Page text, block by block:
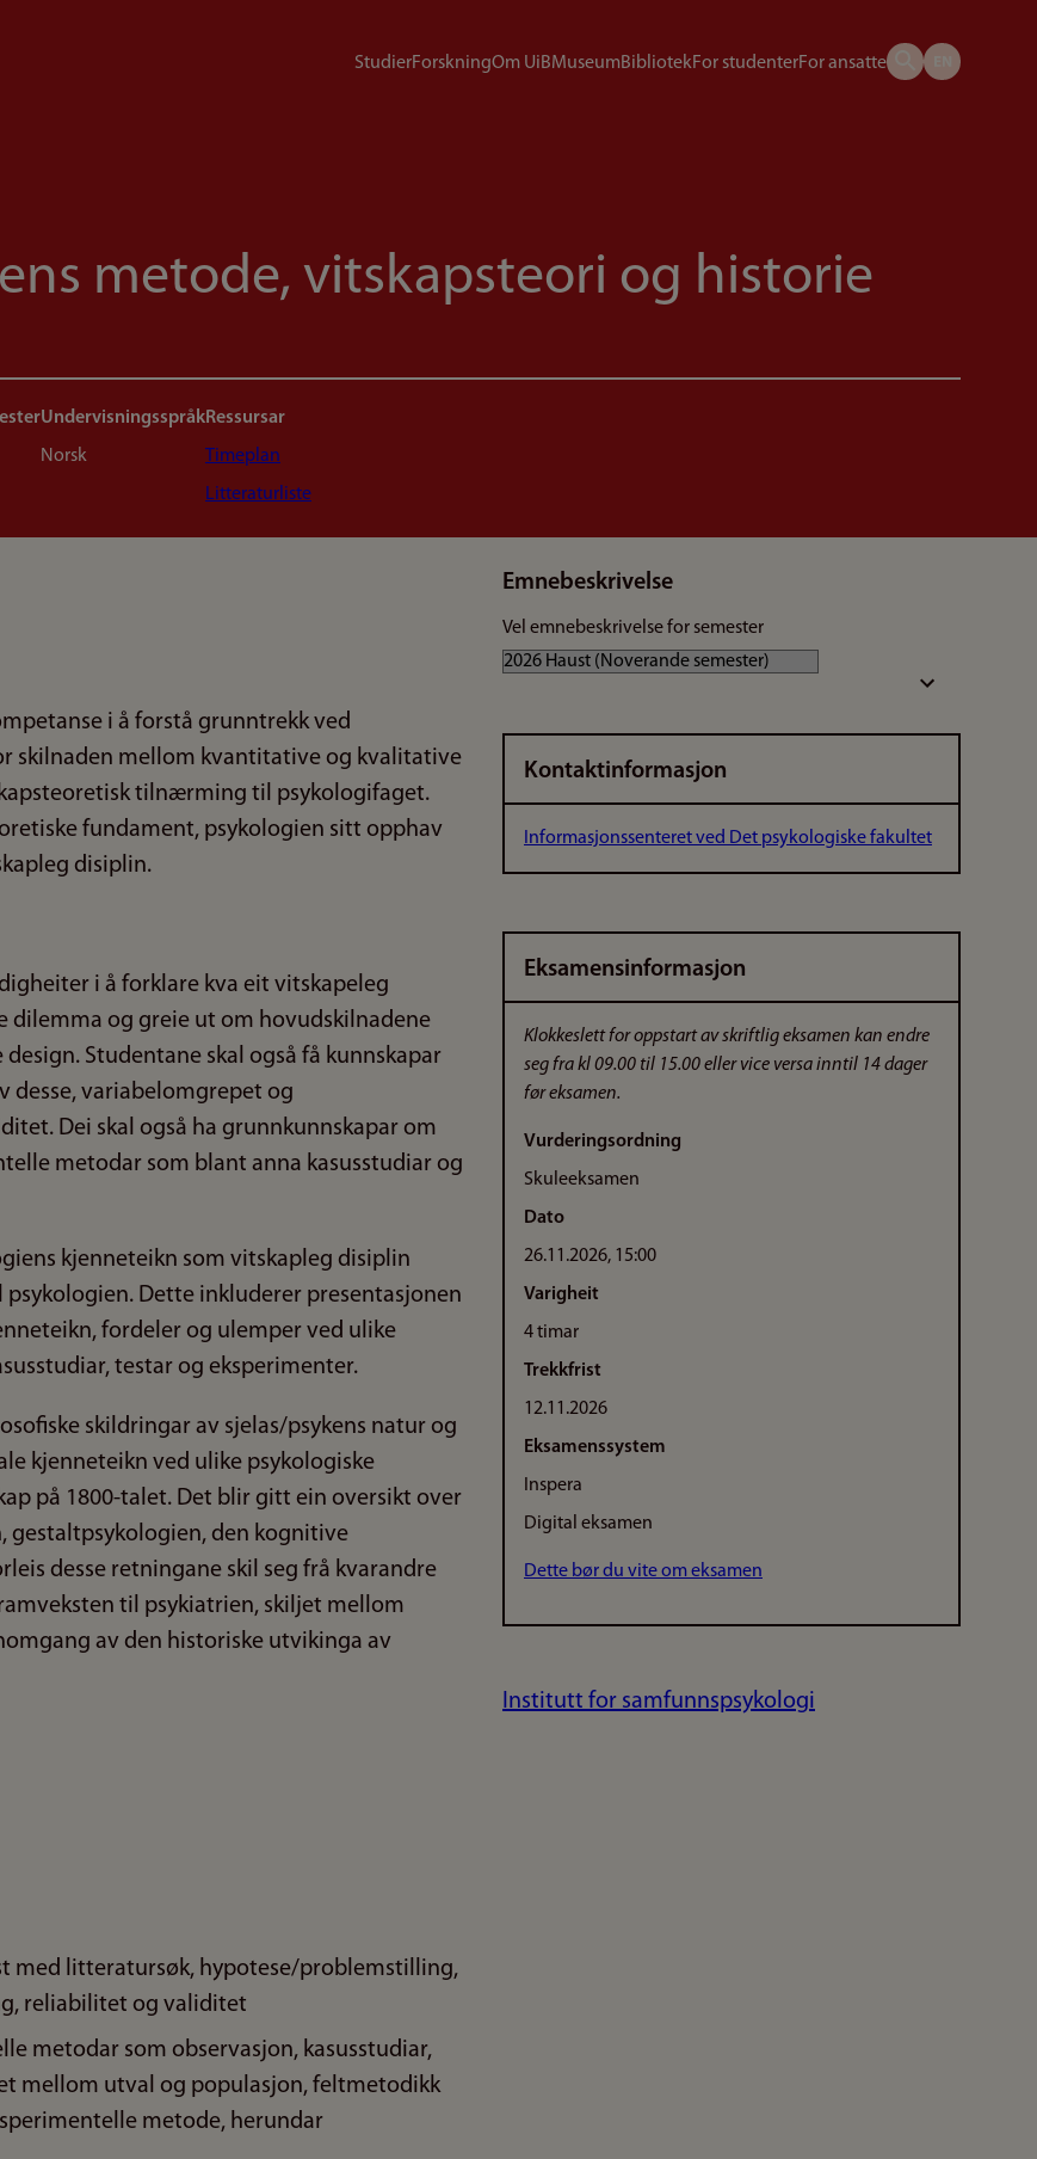
StudierForskningOm UiBMuseumBibliotekFor studenterFor ansatte
metode, vitskapsteori og historie
Undervisningsspråk
Norsk
Ressursar
Timeplan
Litteraturliste
i å forstå grunntrekk ved
skilnaden mellom kvantitative og kvalitative
tilnærming til psykologifaget.
fundament, psykologien sitt opphav
disiplin.
i å forklare kva eit vitskapeleg
dilemma og greie ut om hovudskilnadene
Studentane skal også få kunnskapar
desse, variabelomgrepet og
Dei skal også ha grunnkunnskapar om
metodar som blant anna kasusstudiar og
kjenneteikn som vitskapleg disiplin
Dette inkluderer presentasjonen
fordeler og ulemper ved ulike
testar og eksperimenter.
skildringar av sjelas/psykens natur og
kjenneteikn ved ulike psykologiske
på 1800-talet. Det blir gitt ein oversikt over
gestaltpsykologien, den kognitive
desse retningane skil seg frå kvarandre
til psykiatrien, skiljet mellom
av den historiske utvikinga av
med litteratursøk, hypotese/problemstilling,
reliabilitet og validitet
metodar som observasjon, kasusstudiar,
mellom utval og populasjon, feltmetodikk
metode, herundar
Emnebeskrivelse
Vel emnebeskrivelse for semester
Kontaktinformasjon
Informasjonssenteret ved Det psykologiske fakultet
Eksamensinformasjon
Klokkeslett for oppstart av skriftlig eksamen kan endre
seg fra kl 09.00 til 15.00 eller vice versa inntil 14 dager
før eksamen.
Vurderingsordning
Skuleeksamen
Dato
26.11.2026, 15:00
Varigheit
4 timar
Trekkfrist
12.11.2026
Eksamenssystem
Inspera
Digital eksamen
Dette bør du vite om eksamen
Institutt for samfunnspsykologi